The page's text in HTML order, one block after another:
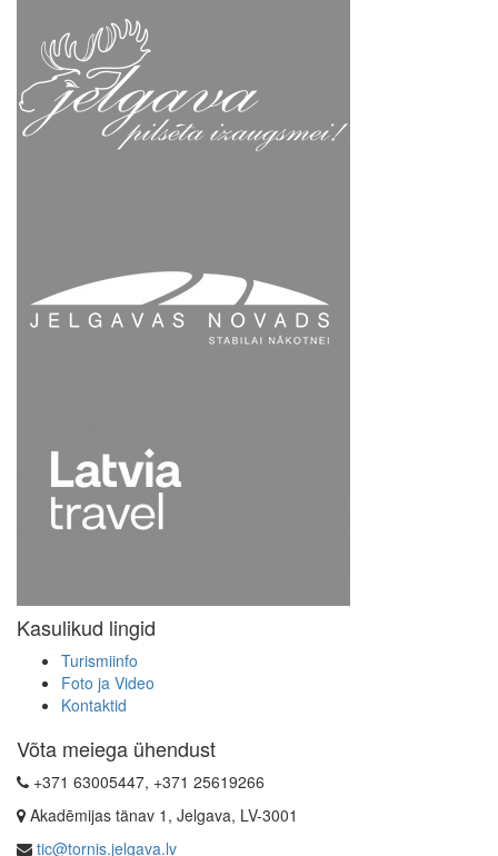
Kasulikud lingid
Turismiinfo
Foto ja Video
Kontaktid
Võta meiega ühendust
+371 63005447, +371 25619266
Akadēmijas tänav 1, Jelgava, LV-3001
tic@tornis.jelgava.lv